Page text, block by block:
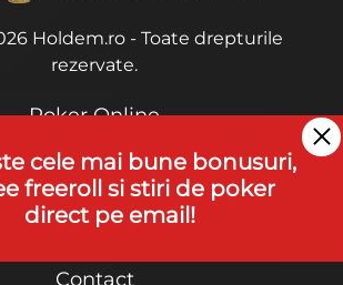
Holdem.ro - Toate drepturile
rezervate.
Poker Online
Termeni si Conditii
Joaca Poker
Contact
cele mai bune bonusuri,
freeroll si stiri de poker
direct pe email!